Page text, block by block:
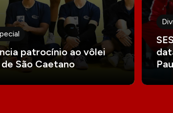
patrocínio ao vôlei
São Caetano